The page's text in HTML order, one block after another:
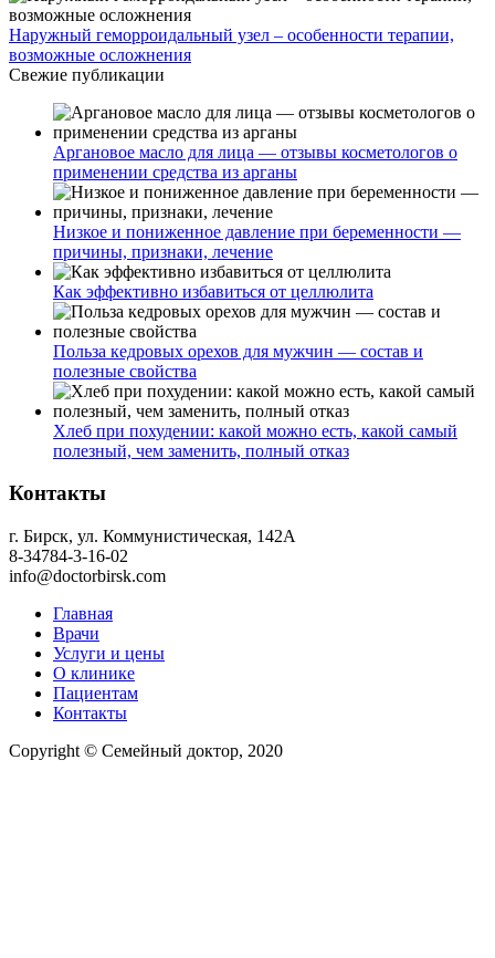
Наружный геморроидальный узел – особенности терапии,
возможные осложнения
Свежие публикации
Аргановое масло для лица — отзывы косметологов о
применении средства из арганы
Низкое и пониженное давление при беременности —
причины, признаки, лечение
Как эффективно избавиться от целлюлита
Польза кедровых орехов для мужчин — состав и
полезные свойства
Хлеб при похудении: какой можно есть, какой самый
полезный, чем заменить, полный отказ
Контакты
г. Бирск, ул. Коммунистическая, 142А
8-34784-3-16-02
info@doctorbirsk.com
Главная
Врачи
Услуги и цены
О клинике
Пациентам
Контакты
Copyright © Семейный доктор, 2020